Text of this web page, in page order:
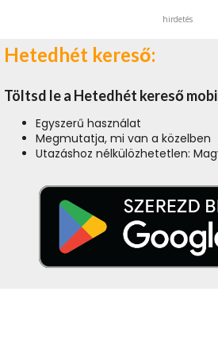
hirdetés
Hetedhét kereső:
Töltsd le a Hetedhét kereső
Egyszerű használat
Megmutatja, mi van a közelben
Utazáshoz nélkülözhetetlen: